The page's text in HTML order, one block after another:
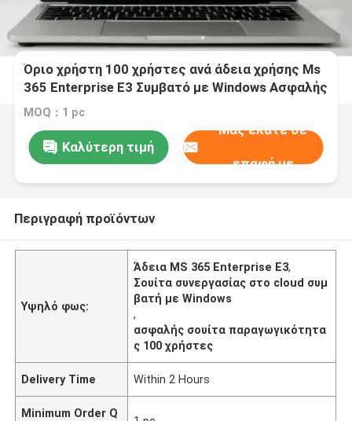
Όριο χρήστη 100 χρήστες ανά άδεια χρήσης Ms
365 Enterprise E3 Συμβατό με Windows Ασφαλής
σουίτα συνεργασίας στο cloud για
παραγωγικότητα
MOQ：1 pc
Καλύτερη τιμή
Μας ελάτε σε
επαφή με
Περιγραφή προϊόντων
Υψηλό φως:
Άδεια MS 365 Enterprise E3,
Σουίτα συνεργασίας στο cloud συμ
βατή με Windows
,
ασφαλής σουίτα παραγωγικότητα
ς 100 χρήστες
Delivery Time Within 2 Hours
Minimum Order Q